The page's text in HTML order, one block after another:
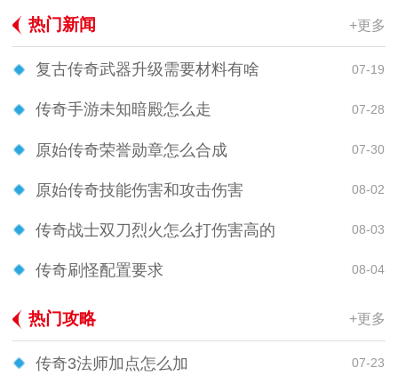
热门新闻 +更多
复古传奇武器升级需要材料有啥 07-19
传奇手游未知暗殿怎么走 07-28
原始传奇荣誉勋章怎么合成 07-30
原始传奇技能伤害和攻击伤害 08-02
传奇战士双刀烈火怎么打伤害高的 08-03
传奇刷怪配置要求 08-04
热门攻略 +更多
传奇3法师加点怎么加 07-23